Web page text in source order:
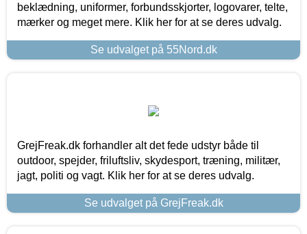
beklædning, uniformer, forbundsskjorter, logovarer, telte,
mærker og meget mere. Klik her for at se deres udvalg.
Se udvalget på 55Nord.dk
GrejFreak.dk forhandler alt det fede udstyr både til
outdoor, spejder, friluftsliv, skydesport, træning, militær,
jagt, politi og vagt. Klik her for at se deres udvalg.
Se udvalget på GrejFreak.dk